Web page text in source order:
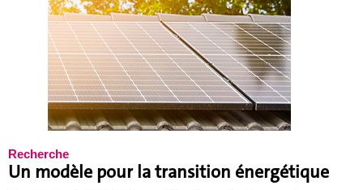
Recherche
Un modèle pour la transition énergétique